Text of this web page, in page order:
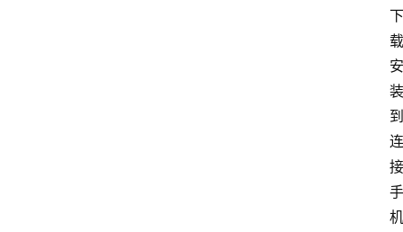
下
载
安
装
到
连
接
手
机